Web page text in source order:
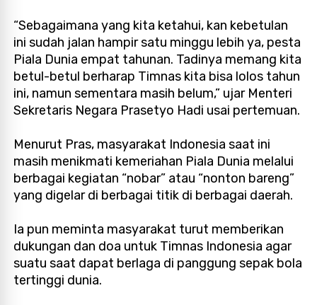
“Sebagaimana yang kita ketahui, kan kebetulan
ini sudah jalan hampir satu minggu lebih ya, pesta
Piala Dunia empat tahunan. Tadinya memang kita
betul-betul berharap Timnas kita bisa lolos tahun
ini, namun sementara masih belum,” ujar Menteri
Sekretaris Negara Prasetyo Hadi usai pertemuan.
Menurut Pras, masyarakat Indonesia saat ini
masih menikmati kemeriahan Piala Dunia melalui
berbagai kegiatan “nobar” atau “nonton bareng”
yang digelar di berbagai titik di berbagai daerah.
Ia pun meminta masyarakat turut memberikan
dukungan dan doa untuk Timnas Indonesia agar
suatu saat dapat berlaga di panggung sepak bola
tertinggi dunia.